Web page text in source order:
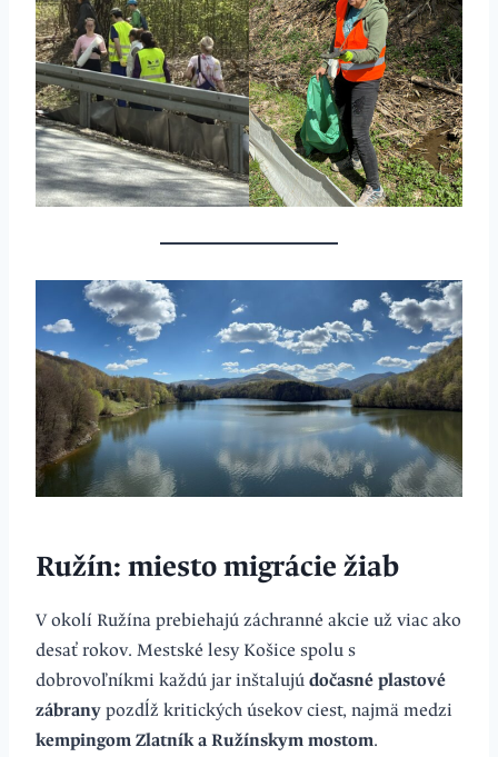
Ružín: miesto migrácie žiab
V okolí Ružína prebiehajú záchranné akcie už viac ako
desať rokov. Mestské lesy Košice spolu s
dobrovoľníkmi každú jar inštalujú dočasné plastové
zábrany pozdĺž kritických úsekov ciest, najmä medzi
kempingom Zlatník a Ružínskym mostom.